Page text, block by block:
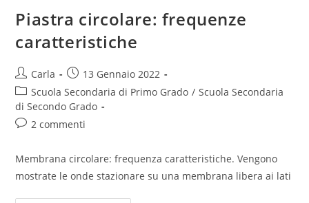
Piastra circolare: frequenze
caratteristiche
Post
author:
Carla
Post
published:
13 Gennaio 2022
Post
category:
Scuola Secondaria di Primo Grado / Scuola Secondaria
di Secondo Grado
Post2 commenti
Membrana circolare: frequenza caratteristiche. Vengono
mostrate le onde stazionare su una membrana libera ai lati